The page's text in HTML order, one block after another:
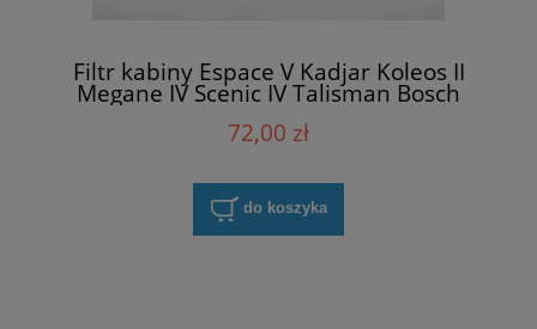
Filtr kabiny Espace V Kadjar Koleos II
Megane IV Scenic IV Talisman Bosch
72,00 zł
do koszyka